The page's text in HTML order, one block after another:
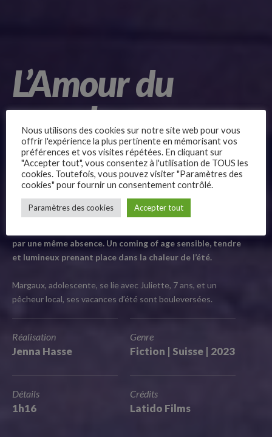
Follow Us
L’Amour du
monde
Sélectionné au Berlinale,L’Amour du mondedépeint les
par une même absence. Un coming of age sensible, tendre
et lumineux prenant place dans la chaleur de l’été.
Margaux, adolescente, se lie avec Juliette, 7 ans, et un
pêcheur local, ses vacances d’été sont bouleversées.
Réalisation
Jenna Hasse
Genre
Fiction | Suisse | 2023
Détails
1h16
Crédits
Latido Films
Nous utilisons des cookies sur notre site web pour vous
offrir l'expérience la plus pertinente en mémorisant vos
préférences et vos visites répétées. En cliquant sur
"Accepter tout", vous consentez à l'utilisation de TOUS les
cookies. Toutefois, vous pouvez visiter "Paramètres des
cookies" pour fournir un consentement contrôlé.
Paramètres des cookies Accepter tout